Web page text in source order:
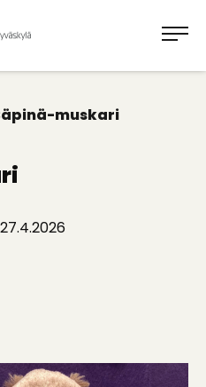
muskari